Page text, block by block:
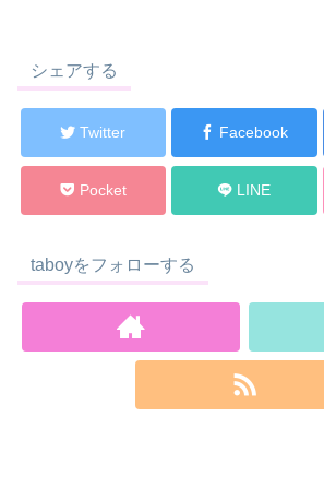
シェアする
Twitter Facebook
Pocket LINE
taboyをフォローする